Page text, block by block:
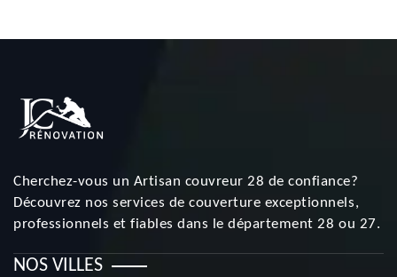
Cherchez-vous un Artisan couvreur 28 de confiance?
Découvrez nos services de couverture exceptionnels,
professionnels et fiables dans le département 28 ou 27.
NOS VILLES